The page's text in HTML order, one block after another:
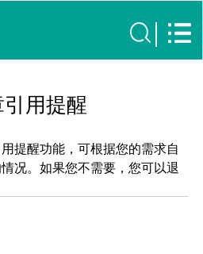
用提醒
提醒功能，可根据您的需求自
况。如果您不需要，您可以退